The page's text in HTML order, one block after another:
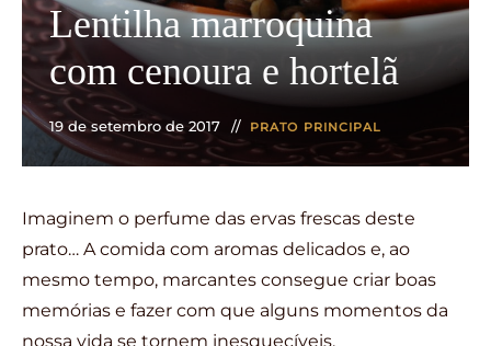
Lentilha marroquina
com cenoura e hortelã
19 de setembro de 2017 PRATO PRINCIPAL
Imaginem o perfume das ervas frescas deste
prato… A comida com aromas delicados e, ao
mesmo tempo, marcantes consegue criar boas
memórias e fazer com que alguns momentos da
nossa vida se tornem inesquecíveis.